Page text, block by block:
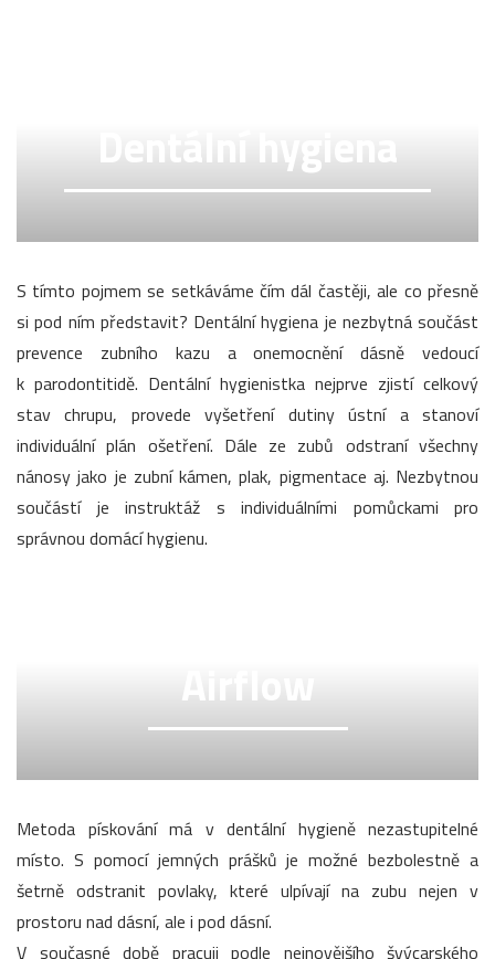
S tímto pojmem se setkáváme čím dál častěji, ale co přesně
si pod ním představit? Dentální hygiena je nezbytná součást
prevence zubního kazu a onemocnění dásně vedoucí
k parodontitidě. Dentální hygienistka nejprve zjistí celkový
stav chrupu, provede vyšetření dutiny ústní a stanoví
individuální plán ošetření. Dále ze zubů odstraní všechny
nánosy jako je zubní kámen, plak, pigmentace aj. Nezbytnou
součástí je instruktáž s individuálními pomůckami pro
správnou domácí hygienu.
Dentální hygiena
Airflow
Metoda pískování má v dentální hygieně nezastupitelné
místo. S pomocí jemných prášků je možné bezbolestně a
šetrně odstranit povlaky, které ulpívají na zubu nejen v
prostoru nad dásní, ale i pod dásní.
V současné době pracuji podle nejnovějšího švýcarského